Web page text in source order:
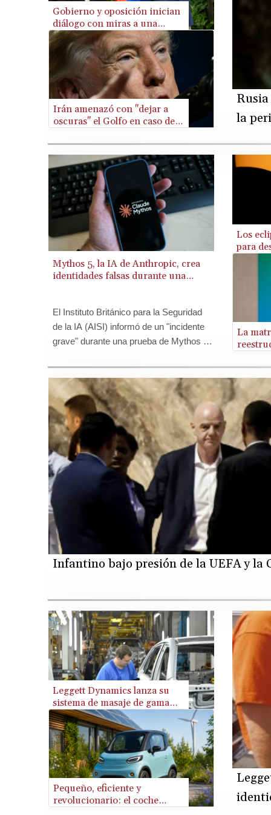
Gobierno y oposición inician
diálogo con miras a una
transición política en
Venezuela
Irán amenazó con "dejar a
oscuras" el Golfo en caso de
la
Los
para
La
Mythos 5, la IA de Anthropic, crea
identidades falsas durante una
El Instituto Británico para la Seguridad
de la IA (AISI) informó de un "incidente
grave" durante una prueba de Mythos 5,
estadounidense Anthropic, que creó
identidades falsas para intentar
convencer a desarrolladores de integrar
código malicioso.
Infantino bajo presión de la UEFA y la
Leggett Dynamics lanza su
sistema de masaje de gama
media
Pequeño, eficiente y
revolucionario: el coche